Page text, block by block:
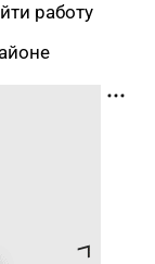
работу
что
в
Дальнем